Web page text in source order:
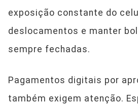
exposição constante do
deslocamentos e manter
sempre fechadas.
Pagamentos digitais por
também exigem atenção.